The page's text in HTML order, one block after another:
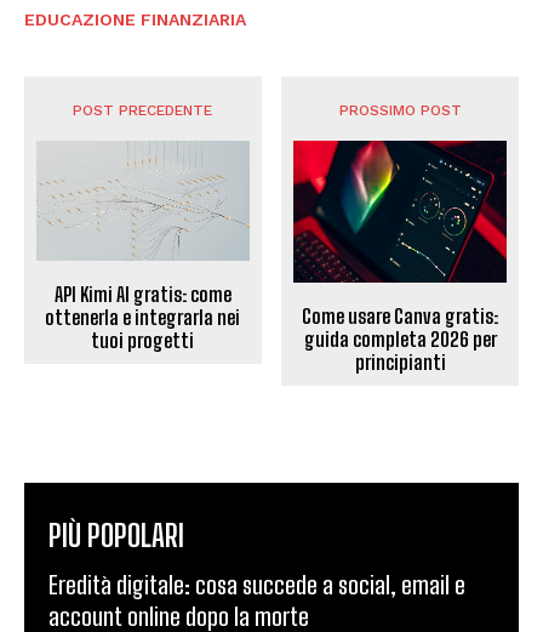
EDUCAZIONE FINANZIARIA
POST PRECEDENTE
API Kimi AI gratis: come
ottenerla e integrarla nei
tuoi progetti
PROSSIMO POST
Come usare Canva gratis:
guida completa 2026 per
principianti
PIÙ POPOLARI
Eredità digitale: cosa succede a social, email e
account online dopo la morte